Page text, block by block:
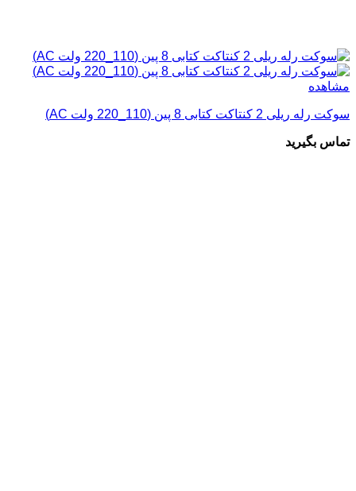
مشاهده
سوکت رله ریلی 2 کنتاکت کتابی 8 پین (110_220 ولت AC)
تماس بگیرید